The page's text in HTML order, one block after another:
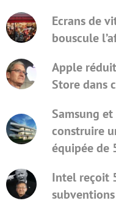
Ecrans de
bouscule
Apple réduit
Store dans
Samsung
construire
équipée de
Intel reçoit